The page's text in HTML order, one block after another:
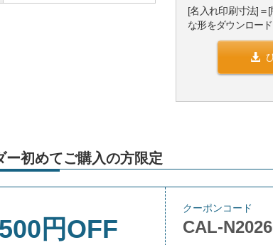
[名入れ印刷寸法]＝
な形をダウンロー
ー初めてご購入の方限定
円OFF
クーポンコード
CAL-